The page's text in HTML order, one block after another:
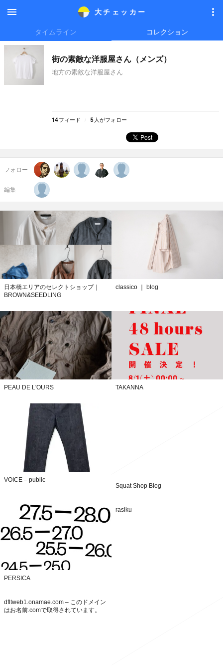
大チェッカ ー
街の素敵な洋服屋さん（メンズ）
地方の素敵な洋服屋さん
14 フィード 5 人がフォロー
タイムライン コレクション
フォロー
編集
日本橋エリアのセレクトショップ｜
BROWN&SEEDLING
classico ｜ blog
PEAU DE L'OURS TAKANNA
VOICE – public
Squat Shop Blog
PERSICA
rasiku
dfltweb1.onamae.com – このドメイン
はお名前.comで取得されています。